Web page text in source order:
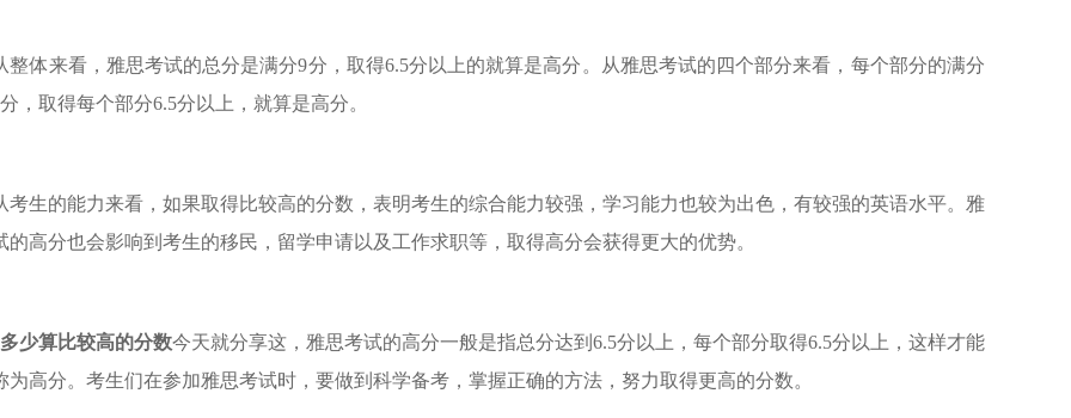
体来看，雅思考试的总分是满分9分，取得6.5分以上的就算是高分。从雅思考试的四个部分来看，每个部分的满分
，取得每个部分6.5分以上，就算是高分。
生的能力来看，如果取得比较高的分数，表明考生的综合能力较强，学习能力也较为出色，有较强的英语水平。雅
的高分也会影响到考生的移民，留学申请以及工作求职等，取得高分会获得更大的优势。
少算比较高的分数今天就分享这，雅思考试的高分一般是指总分达到6.5分以上，每个部分取得6.5分以上，这样才能
为高分。考生们在参加雅思考试时，要做到科学备考，掌握正确的方法，努力取得更高的分数。